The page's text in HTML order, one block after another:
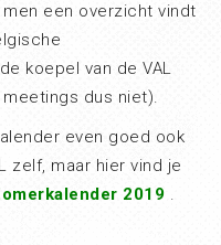
men een overzicht vindt
koepel van de VAL
dus niet).
even goed ook
zelf, maar hier vind je
2019 .